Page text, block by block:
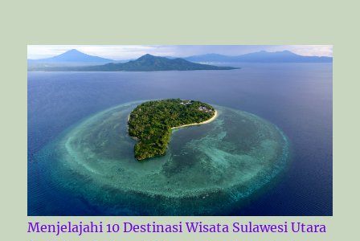
Menjelajahi 10 Destinasi Wisata Sulawesi Utara